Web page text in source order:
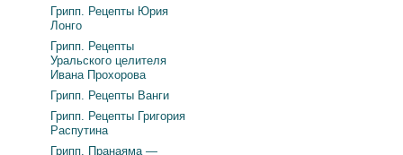
Грипп. Рецепты Юрия
Лонго
Грипп. Рецепты
Уральского целителя
Ивана Прохорова
Грипп. Рецепты Ванги
Грипп. Рецепты Григория
Распутина
Грипп. Пранаяма —